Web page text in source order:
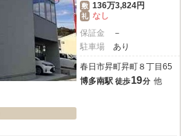
敷 136万3,824円
礼 なし
保証金
－
駐車場
あり
春日市昇町昇町８丁目65
博多南駅 徒歩19分 他